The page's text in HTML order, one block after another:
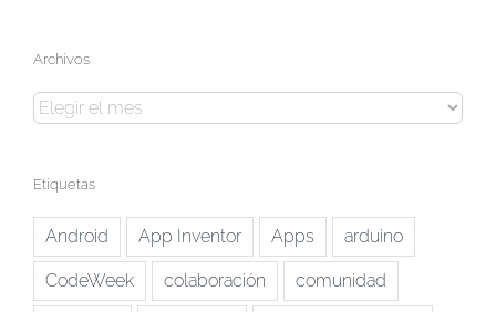
Archivos
Archivos
Etiquetas
Android App Inventor Apps arduino
CodeWeek colaboración comunidad